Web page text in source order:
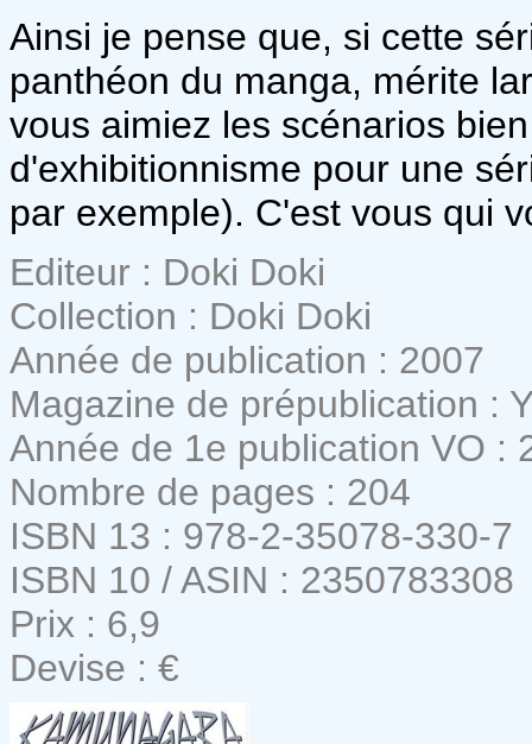
Ainsi je pense que, si cette
panthéon du manga, mérite
vous aimiez les scénarios
d'exhibitionnisme pour une
par exemple). C'est vous qui
Editeur : Doki Doki
Collection : Doki Doki
Année de publication : 2007
Magazine de prépublication :
Année de 1e publication VO :
Nombre de pages : 204
ISBN 13 : 978-2-35078-330-7
ISBN 10 / ASIN : 2350783308
Prix : 6,9
Devise : €